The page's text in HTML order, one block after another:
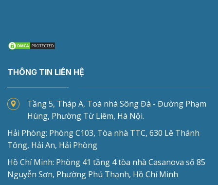
THÔNG TIN LIÊN HỆ
Tầng 5, Tháp A, Toà nhà Sông Đà - Đường Phạm
Hùng, Phường Từ Liêm, Hà Nội.
Hải Phòng: Phòng C103, Tòa nhà TTC, 630 Lê Thánh
Tông, Hải An, Hải Phòng
Hồ Chí Minh: Phòng 41 tầng 4 tòa nhà Casanova số 85
Nguyễn Sơn, Phường Phú Thạnh, Hồ Chí Minh